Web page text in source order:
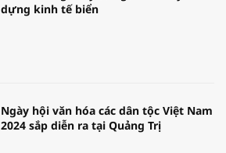
dựng kinh tế biển
Ngày hội văn hóa các dân tộc Việt Nam
2024 sắp diễn ra tại Quảng Trị